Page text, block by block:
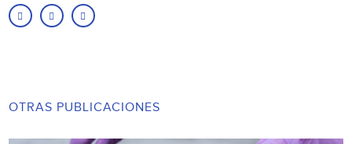
OTRAS PUBLICACIONES